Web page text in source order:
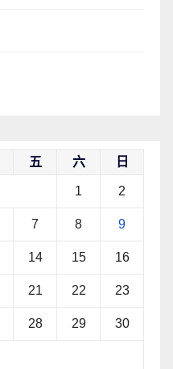
五 六 日
1 2
7 8 9
14 15 16
21 22 23
28 29 30